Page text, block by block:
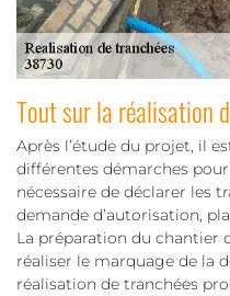
Tout sur la réalisation
Après l’étude du projet, il
différentes démarches
nécessaire de déclarer les
demande d’autorisation,
La préparation du chantier
réaliser le marquage de la
réalisation de tranchées